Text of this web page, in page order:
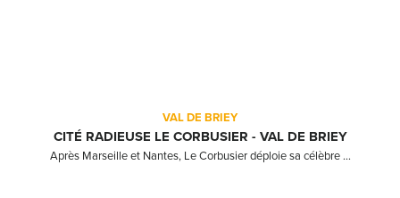
VAL DE BRIEY
CITÉ RADIEUSE LE CORBUSIER - VAL DE BRIEY
Après Marseille et Nantes, Le Corbusier déploie sa célèbre ...